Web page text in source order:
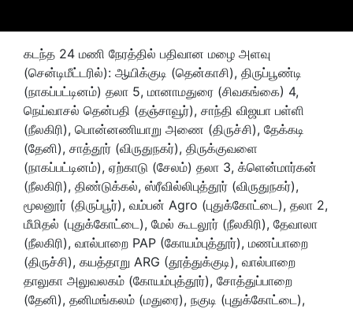
கடந்த 24 மணி நேரத்தில் பதிவான மழை அளவு
(சென்டிமீட்டரில்): ஆயிக்குடி (தென்காசி), திருப்பூண்டி
(நாகப்பட்டினம்) தலா 5, மானாமதுரை (சிவகங்கை) 4,
நெய்வாசல் தென்பதி (தஞ்சாவூர்), சாந்தி விஜயா பள்ளி
(நீலகிரி), பொன்னணியாறு அணை (திருச்சி), தேக்கடி
(தேனி), சாத்தூர் (விருதுநகர்), திருக்குவளை
(நாகப்பட்டினம்), ஏற்காடு (சேலம்) தலா 3, க்ளென்மார்கன்
(நீலகிரி), திண்டுக்கல், ஸ்ரீவில்லிபுத்தூர் (விருதுநகர்),
மூலனூர் (திருப்பூர்), வம்பன் Agro (புதுக்கோட்டை), தலா 2,
மீமிதல் (புதுக்கோட்டை), மேல் கூடலூர் (நீலகிரி), தேவாலா
(நீலகிரி), வால்பாறை PAP (கோயம்புத்தூர்), மணப்பாறை
(திருச்சி), கயத்தாறு ARG (தூத்துக்குடி), வால்பாறை
தாலுகா அலுவலகம் (கோயம்புத்தூர்), சோத்துப்பாறை
(தேனி), தனிமங்கலம் (மதுரை), நகுடி (புதுக்கோட்டை),